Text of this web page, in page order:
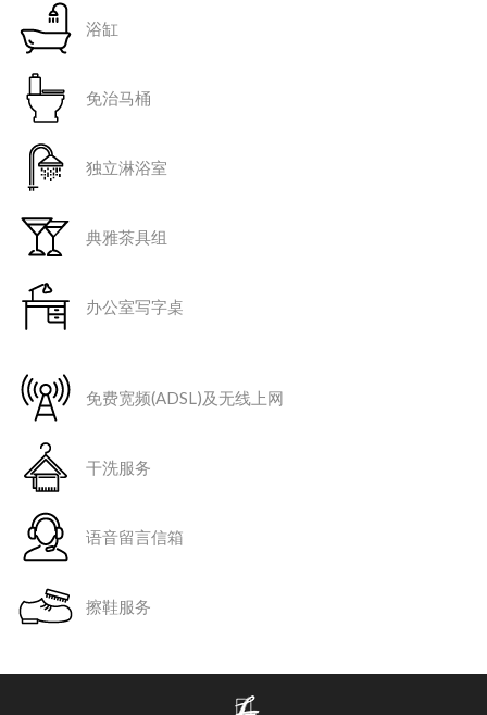
浴缸
免治马桶
独立淋浴室
典雅茶具组
办公室写字桌
免费宽频(ADSL)及无线上网
干洗服务
语音留言信箱
擦鞋服务